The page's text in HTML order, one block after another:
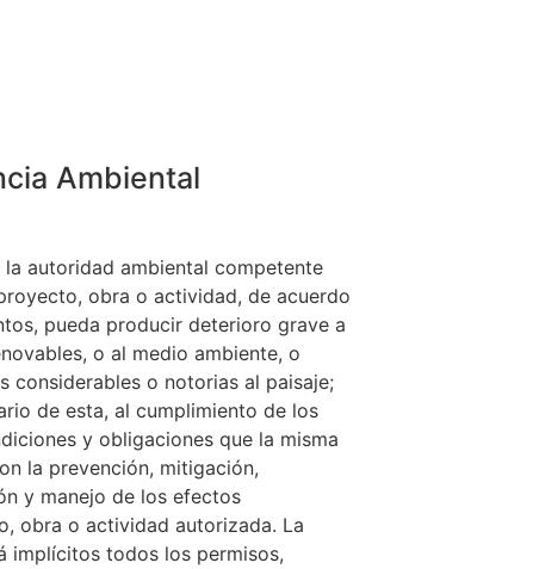
Ambiental
autoridad ambiental competente
obra o actividad, de acuerdo
pueda producir deterioro grave a
o al medio ambiente, o
considerables o notorias al paisaje;
de esta, al cumplimiento de los
y obligaciones que la misma
la prevención, mitigación,
y manejo de los efectos
obra o actividad autorizada. La
implícitos todos los permisos,